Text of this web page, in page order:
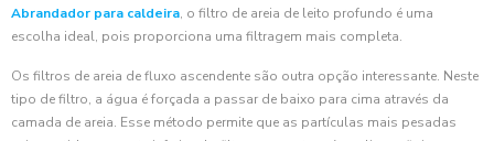
Abrandador para caldeira, o filtro de areia de leito profundo é uma
escolha ideal, pois proporciona uma filtragem mais completa.
Os filtros de areia de fluxo ascendente são outra opção interessante. Neste
tipo de filtro, a água é forçada a passar de baixo para cima através da
camada de areia. Esse método permite que as partículas mais pesadas